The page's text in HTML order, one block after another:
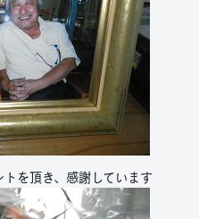
を頂き、感謝しています